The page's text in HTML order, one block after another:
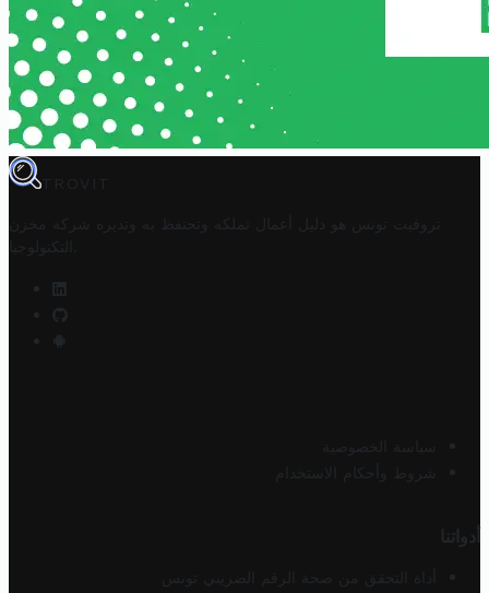
TROVIT
تروفيت تونس هو دليل أعمال تملكه وتحتفظ به وتديره
شركة مخزن
التكنولوجيا
سياسة الخصوصية
شروط وأحكام الاستخدام
أدواتنا
أداة التحقق من صحة الرقم الضريبي تونس